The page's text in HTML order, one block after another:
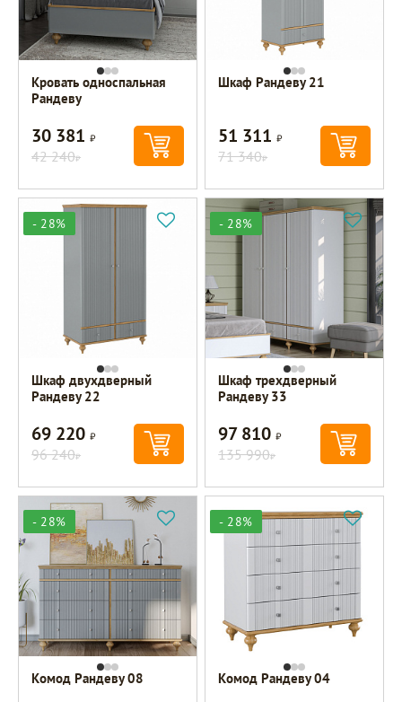
Кровать односпальная
Рандеву
30 381Р
42 240Р
Шкаф Рандеву 21
51 311Р
71 340Р
- 28%
Шкаф двухдверный
Рандеву 22
69 220Р
96 240Р
- 28%
Шкаф трехдверный
Рандеву 33
97 810Р
135 990Р
- 28%
Комод Рандеву 08
- 28%
Комод Рандеву 04